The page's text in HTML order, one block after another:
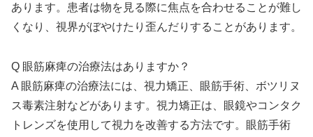
あります。患者は物を見る際に焦点を合わせることが難し
くなり、視界がぼやけたり歪んだりすることがあります。
Q 眼筋麻痺の治療法はありますか？
A 眼筋麻痺の治療法には、視力矯正、眼筋手術、ボツリヌ
ス毒素注射などがあります。視力矯正は、眼鏡やコンタク
トレンズを使用して視力を改善する方法です。眼筋手術